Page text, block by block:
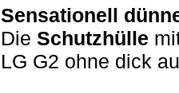
Sensationell
Die Schutzhülle
LG G2 ohne dick